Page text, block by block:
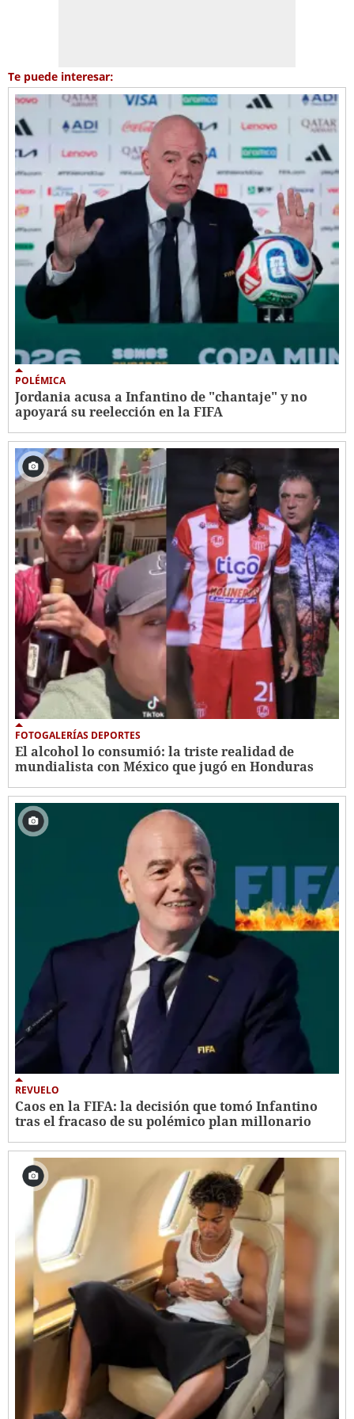
Te puede interesar:
POLÉMICA
Jordania acusa a Infantino de "chantaje" y no
apoyará su reelección en la FIFA
FOTOGALERÍAS DEPORTES
El alcohol lo consumió: la triste realidad de
mundialista con México que jugó en Honduras
REVUELO
Caos en la FIFA: la decisión que tomó Infantino
tras el fracaso de su polémico plan millonario